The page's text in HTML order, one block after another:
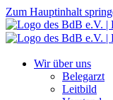
Zum Hauptinhalt
Wir über uns
Belegarzt
Leitbild